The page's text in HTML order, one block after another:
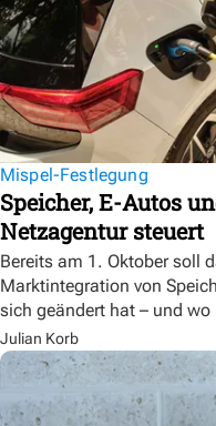
Mispel-Festlegung
Speicher, E-Autos
Netzagentur steuert
Bereits am 1. Oktober soll
Marktintegration von
sich geändert hat – und wo
Julian Korb